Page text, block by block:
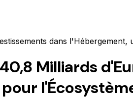
dans
Milliards